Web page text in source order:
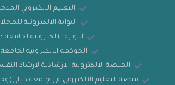
التعليم الالكتروني
البوابة الالكترونية
البوابة الالكترونية لجامعة
الحوكمة الالكترونية لجامعة
المنصة الالكترونية الارشادية لارشاد
منصة التعليم الالكتروني في جامعة